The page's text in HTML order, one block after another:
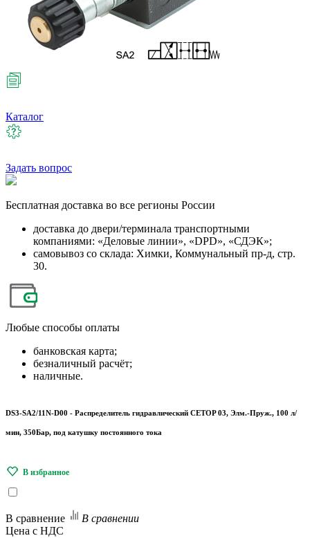
Каталог
Задать вопрос
Бесплатная доставка во все регионы России
доставка до двери/терминала транспортными
компаниями: «Деловые линии», «DPD», «СДЭК»;
самовывоз со склада: Химки, Коммунальный пр-д, стр.
30.
Любые способы оплаты
банковская карта;
безналичный расчёт;
наличные.
DS3-SA2/11N-D00 - Распределитель гидравлический CETOP 03, Элм.-Пруж., 100 л/
мин, 350Бар, под катушку постоянного тока
В сравнение
В сравнении
Цена с НДС